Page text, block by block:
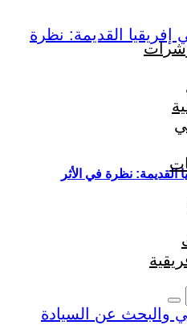
القديمة: نظرة في الأثر